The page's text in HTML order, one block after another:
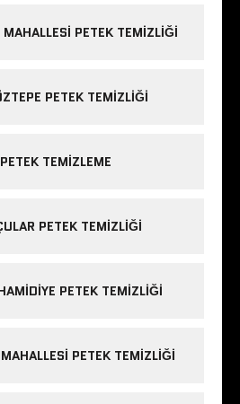
PETEK TEMIZLIĞI
PETEK TEMIZLIĞI
TEMIZLEME
PETEK TEMIZLIĞI
PETEK TEMIZLIĞI
PETEK TEMIZLIĞI